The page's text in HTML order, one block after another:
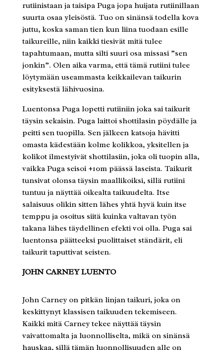
rutiinistaan ja taisipa Puga jopa huijata rutiinillaan
suurta osaa yleisöstä. Tuo on sinänsä todella kova
juttu, koska saman tien kun liina tuodaan esille
taikureille, niin kaikki tiesivät mitä tulee
tapahtumaan, mutta silti suuri osa missasi ”sen
jonkin”. Olen aika varma, että tämä rutiini tulee
löytymään useammasta keikkailevan taikurin
esityksestä lähivuosina.
Luentonsa Puga lopetti rutiiniin joka sai taikurit
täysin sekaisin. Puga laittoi shottilasin pöydälle ja
peitti sen tuopilla. Sen jälkeen katsoja hävitti
omasta kädestään kolme kolikkoa, yksitellen ja
kolikot ilmestyivät shottilasiin, joka oli tuopin alla,
vaikka Puga seisoi +10m päässä laseista. Taikurit
tunsivat olonsa täysin maallikoiksi, sillä rutiini
tuntuu ja näyttää oikealta taikuudelta. Itse
salaisuus olikin sitten lähes yhtä hyvä kuin itse
temppu ja osoitus siitä kuinka valtavan työn
takana lähes täydellinen efekti voi olla. Puga sai
luentonsa päätteeksi puolittaiset ständärit, eli
taikurit taputtivat seisten.
JOHN CARNEY LUENTO
John Carney on pitkän linjan taikuri, joka on
keskittynyt klassisen taikuuden tekemiseen.
Kaikki mitä Carney tekee näyttää täysin
vaivattomalta ja luonnolliselta, mikä on sinänsä
hauskaa, sillä tämän luonnollisuuden alle on